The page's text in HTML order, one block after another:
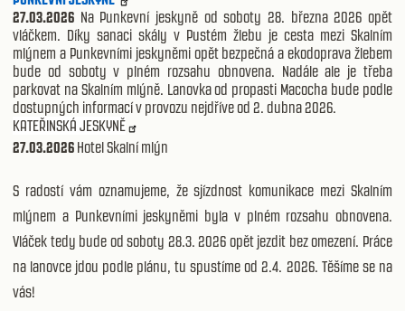
27.03.2026 Na Punkevní jeskyně od soboty 28. března 2026 opět
vláčkem. Díky sanaci skály v Pustém žlebu je cesta mezi Skalním
mlýnem a Punkevními jeskyněmi opět bezpečná a ekodoprava žlebem
bude od soboty v plném rozsahu obnovena. Nadále ale je třeba
parkovat na Skalním mlýně. Lanovka od propasti Macocha bude podle
dostupných informací v provozu nejdříve od 2. dubna 2026.
KATEŘINSKÁ JESKYNĚ
27.03.2026 Hotel Skalní mlýn
S radostí vám oznamujeme, že sjízdnost komunikace mezi Skalním
mlýnem a Punkevními jeskyněmi byla v plném rozsahu obnovena.
Vláček tedy bude od soboty 28.3. 2026 opět jezdit bez omezení. Práce
na lanovce jdou podle plánu, tu spustíme od 2.4. 2026. Těšíme se na
vás!